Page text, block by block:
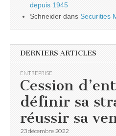
depuis 1945
Schneider dans Securities
DERNIERS ARTICLES
ENTREPRISE
Cession
définir sa
réussir sa
23 décembre 2022